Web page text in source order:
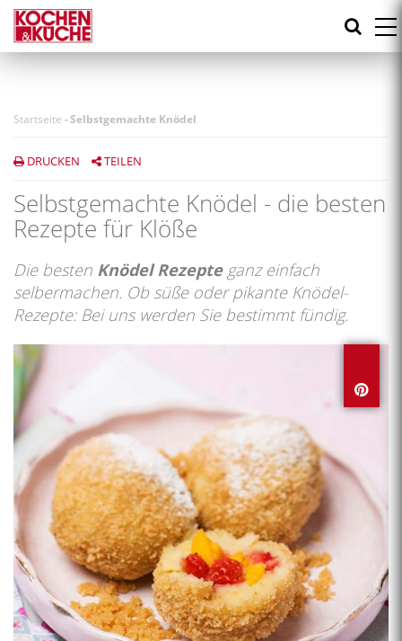
Direkt
zum
Inhalt
Startseite -Selbstgemachte Knödel
DRUCKEN TEILEN
Selbstgemachte Knödel - die besten
Rezepte für Klöße
Die besten Knödel Rezepteganz einfach
selbermachen. Ob süße oder pikante Knödel-
Rezepte: Bei uns werden Sie bestimmt fündig.